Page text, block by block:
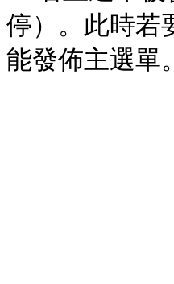
停）。此時若